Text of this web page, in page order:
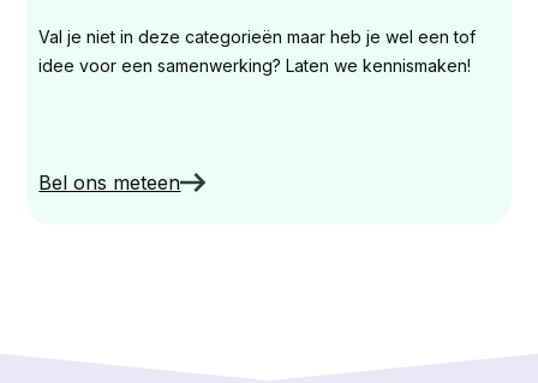
Val je niet in deze categorieën maar heb je wel een tof
idee voor een samenwerking? Laten we kennismaken!
Bel ons meteen